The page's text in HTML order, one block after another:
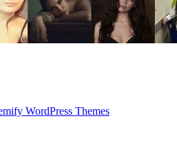
WordPress Themes